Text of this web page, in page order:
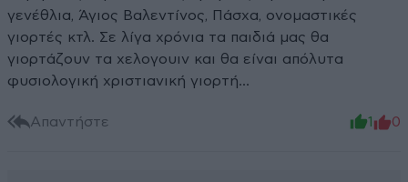
γενέθλια, Άγιος Βαλεντίνος, Πάσχα, ονομαστικές
γιορτές κτλ. Σε λίγα χρόνια τα παιδιά μας θα
γιορτάζουν τα χελογουιν και θα είναι απόλυτα
φυσιολογική χριστιανική γιορτή...
Απαντήστε 1 0